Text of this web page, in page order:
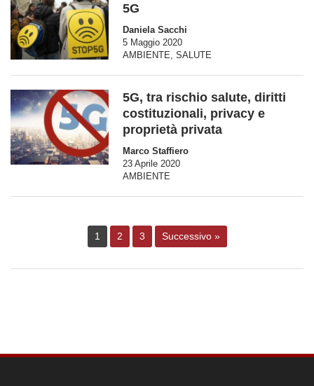
5G
Daniela Sacchi
5 Maggio 2020
AMBIENTE SALUTE
5G, tra rischio salute, diritti
costituzionali, privacy e
proprietà privata
Marco Staffiero
23 Aprile 2020
AMBIENTE
1 2 3 Successivo »